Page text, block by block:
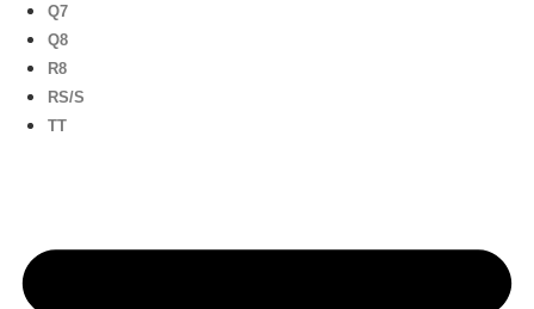
Q7
Q8
R8
RS/S
TT